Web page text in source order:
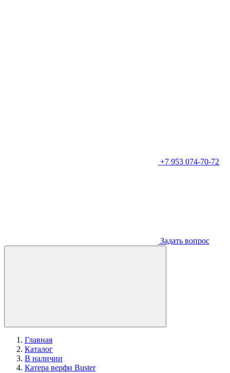
+7 953 074-70-72
Задать вопрос
Главная
Каталог
В наличии
Катера верфи Buster